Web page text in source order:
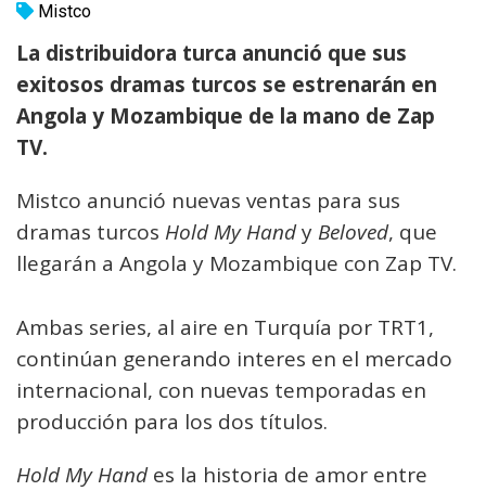
Mistco
La distribuidora turca anunció que sus
exitosos dramas turcos se estrenarán en
Angola y Mozambique de la mano de Zap
TV.
Mistco anunció nuevas ventas para sus
dramas turcos Hold My Handy Beloved, que
llegarán a Angola y Mozambique con Zap TV.
Ambas series, al aire en Turquía por TRT1,
continúan generando interes en el mercado
internacional, con nuevas temporadas en
producción para los dos títulos.
Hold My Handes la historia de amor entre